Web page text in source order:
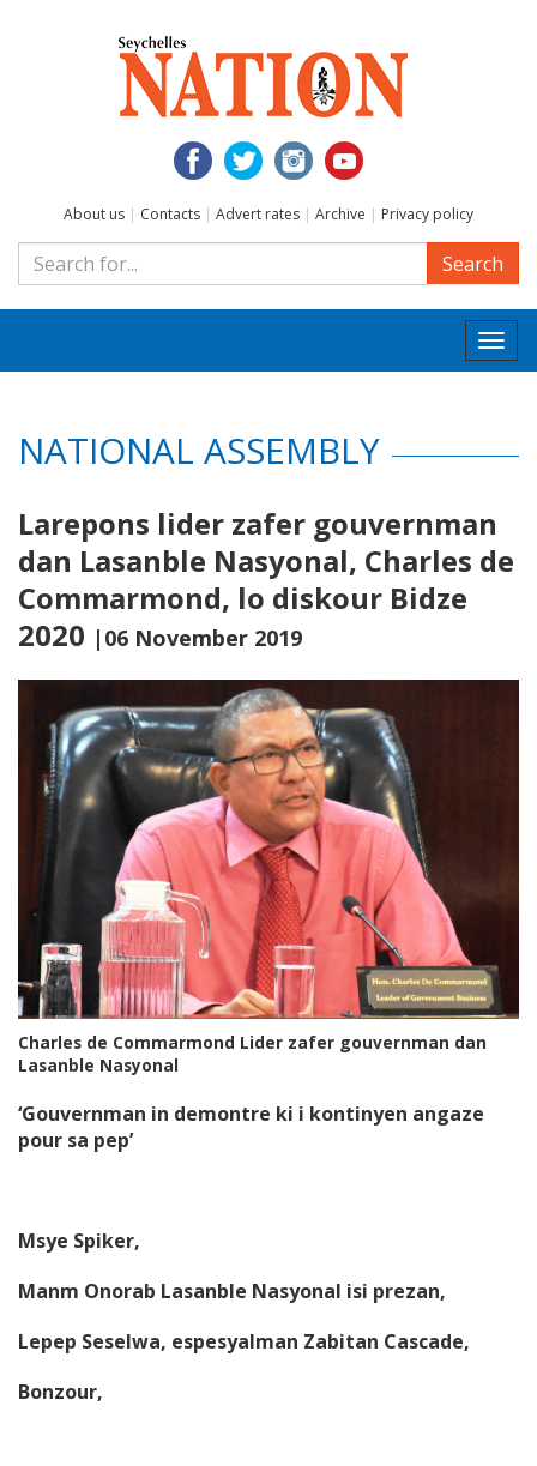
About us | Contacts | Advert rates | Archive | Privacy policy
Search
NATIONAL ASSEMBLY
Larepons lider zafer gouvernman
dan Lasanble Nasyonal, Charles de
Commarmond, lo diskour Bidze
2020 |06 November 2019
Charles de Commarmond Lider zafer gouvernman dan
Lasanble Nasyonal
‘Gouvernman in demontre ki i kontinyen angaze
pour sa pep’
Msye Spiker,
Manm Onorab Lasanble Nasyonal isi prezan,
Lepep Seselwa, espesyalman Zabitan Cascade,
Bonzour,